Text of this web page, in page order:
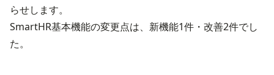
らせします。
SmartHR基本機能の変更点は、新機能1件・改善2件でし
た。